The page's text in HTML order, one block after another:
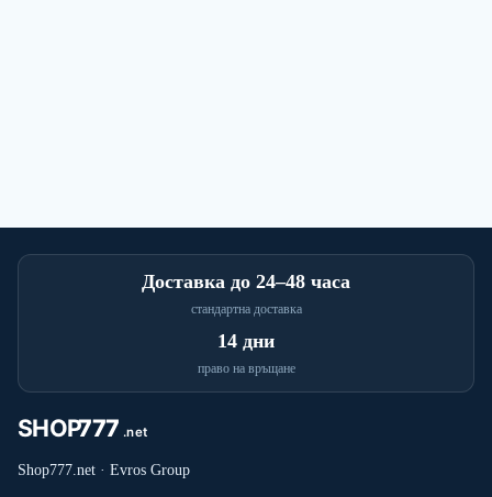
Доставка до 24–48 часа
стандартна доставка
14 дни
право на връщане
Shop777.net · Evros Group